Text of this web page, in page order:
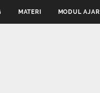
MATERI MODUL AJAR